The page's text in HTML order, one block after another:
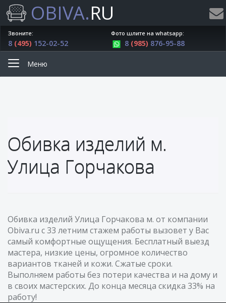
OBIVA.RU
Звоните:
8 (495) 152-02-52
Фото шлите на whatsapp:
8 (985) 876-95-88
Меню
Обивка изделий м.
Улица Горчакова
Обивка изделий Улица Горчакова м. от компании
Obiva.ru с 33 летним стажем работы вызовет у Вас
самый комфортные ощущения. Бесплатный выезд
мастера, низкие цены, огромное количество
вариантов тканей и кожи. Сжатые сроки.
Выполняем работы без потери качества и на дому и
в своих мастерских. До конца месяца скидка 33% на
работу!